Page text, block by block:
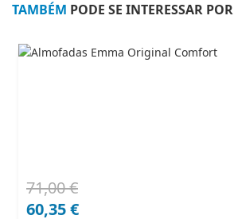
TAMBÉM PODE SE INTERESSAR POR
71,00€
O
preço
60,35€
O
preço